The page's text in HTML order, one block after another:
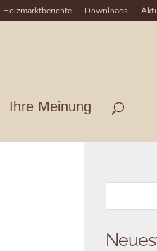
Holzmarktberichte Downloads
Ihre Meinung